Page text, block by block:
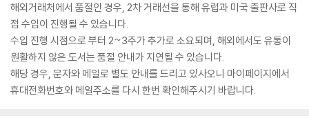
해외거래처에서 품절인 경우, 2차 거래선을 통해 유럽과 미국 출판사로 직
접 수입이 진행될 수 있습니다.
수입 진행 시점으로 부터 2~3주가 추가로 소요되며, 해외에서도 유통이
원활하지 않은 도서는 품절 안내가 지연될 수 있습니다.
해당 경우, 문자와 메일로 별도 안내를 드리고 있사오니 마이페이지에서
휴대전화번호와 메일주소를 다시 한번 확인해주시기 바랍니다.